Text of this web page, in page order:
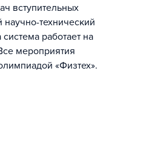
вступительных
технический
работает на
мероприятия
«Физтех».